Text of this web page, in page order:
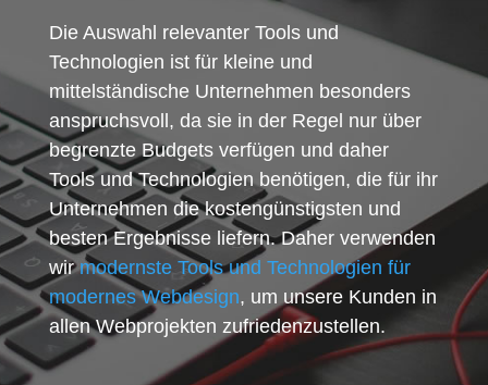
Die Auswahl relevanter Tools und
Technologien ist für kleine und
mittelständische Unternehmen besonders
anspruchsvoll, da sie in der Regel nur über
begrenzte Budgets verfügen und daher
Tools und Technologien benötigen, die für ihr
Unternehmen die kostengünstigsten und
besten Ergebnisse liefern. Daher verwenden
wirmodernste Tools und Technologien für
modernes Webdesign, um unsere Kunden in
allen Webprojekten zufriedenzustellen.